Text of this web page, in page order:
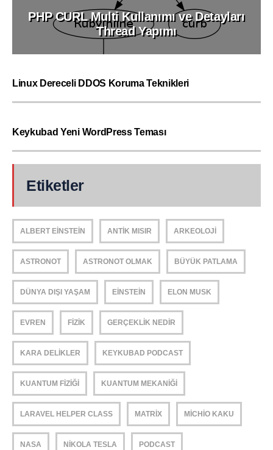
PHP CURL Multi Kullanımı ve Detayları
Thread Yapımı
Linux Dereceli DDOS Koruma Teknikleri
Keykubad Yeni WordPress Teması
Etiketler
ALBERT EINSTEIN ANTIK MISIR ARKEOLOJI
ASTRONOT ASTRONOT OLMAK BÜYÜK PATLAMA
DÜNYA DIŞI YAŞAM EINSTEIN ELON MUSK
EVREN FIZIK GERÇEKLIK NEDIR
KARA DELIKLER KEYKUBAD PODCAST
KUANTUM FIZIĞI KUANTUM MEKANIĞI
LARAVEL HELPER CLASS MATRIX MICHIO KAKU
NASA NIKOLA TESLA PODCAST